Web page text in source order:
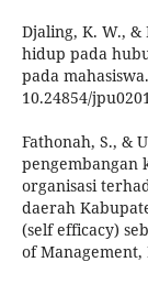
Djaling, K. W., &
hidup pada
pada
10.24854/
Fathonah, S., &
pengembangan
organisasi
daerah
(self efficacy)
of Management,